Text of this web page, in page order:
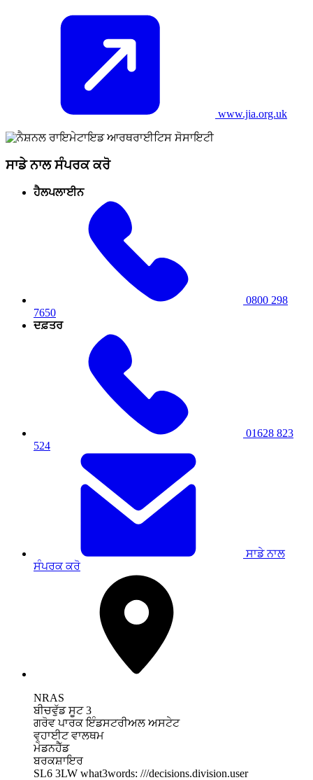
www.jia.org.uk
ਸਾਡੇ ਨਾਲ ਸੰਪਰਕ ਕਰੋ
ਹੈਲਪਲਾਈਨ
0800 298
7650
ਦਫ਼ਤਰ
01628 823
524
ਸਾਡੇ ਨਾਲ
ਸੰਪਰਕ ਕਰੋ
NRAS
ਬੀਚਵੁੱਡ ਸੂਟ 3
ਗਰੋਵ ਪਾਰਕ ਇੰਡਸਟਰੀਅਲ ਅਸਟੇਟ
ਵ੍ਹਾਈਟ ਵਾਲਥਮ
ਮੇਡਨਹੈੱਡ
ਬਰਕਸ਼ਾਇਰ
SL6 3LW what3words: ///decisions.division.user